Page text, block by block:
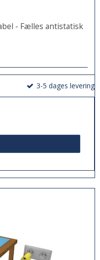
- Fælles antistatisk
3-5 dages levering